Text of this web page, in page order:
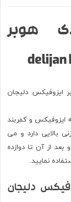
هوبر
دلیجان
ایزوفیکس و کمربند
بالایی دارد و می
از آن تا دوازده
نمایید.
دلیجان